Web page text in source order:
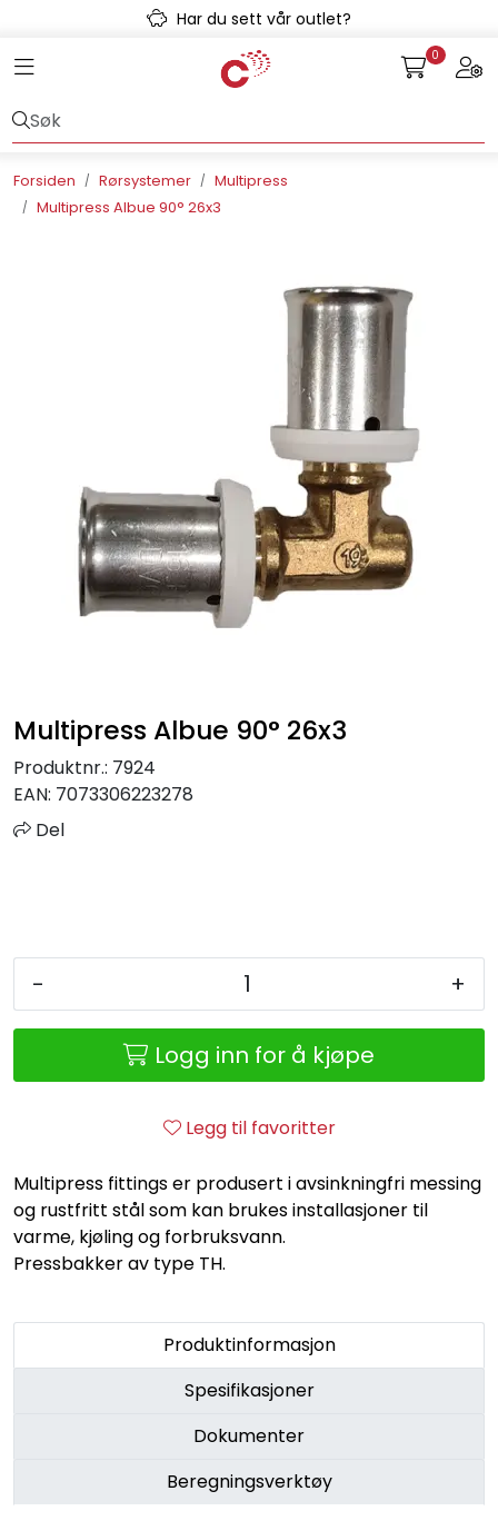
Skip to main contentHar du sett vår outlet?
Toggle navigation 0
Forsiden Rørsystemer
Multipress
Multipress Albue 90° 26x3
Multipress Albue 90° 26x3
Produktnr.: 7924
EAN: 7073306223278
Del
- +
Logg inn for å kjøpe
Legg til favoritter
Multipress fittings er produsert i avsinkningfri messing
og rustfritt stål som kan brukes installasjoner til
varme, kjøling og forbruksvann.
Pressbakker av type TH.
Produktinformasjon
Spesifikasjoner
Dokumenter
Beregningsverktøy
Kulvert
Sprinkler
Tappevann
Varmeanlegg
Outlet
Retur/reklamasjon